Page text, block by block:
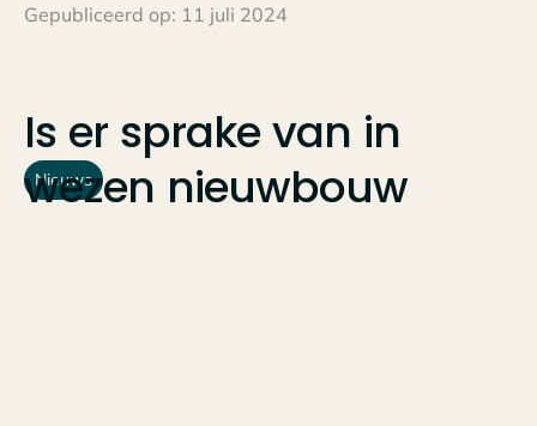
Gepubliceerd op: 11 juli 2024
Is er sprakevan in
wezen nieuwbouw
Nieuws